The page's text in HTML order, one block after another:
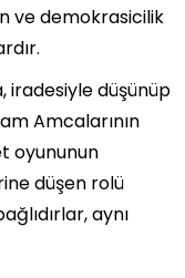
ve demokrasicilik
iradesiyle düşünüp
Amcalarının
oyununun
düşen rolü
aynı